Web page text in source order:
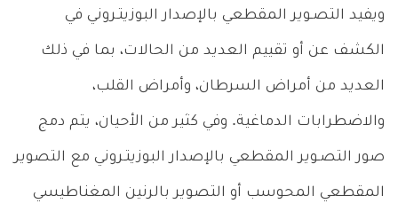
ويفيد التصـوير المقطعي بالإصدار البوزيتـروني في
الكشف عن أو تقييم العديد من الحالات، بما في ذلك
العديد من أمراض السرطان، وأمراض القلب،
والاضطرابات الدماغية. وفي كثير من الأحيان، يتم دمج
صور التصـوير المقطعي بالإصدار البوزيتـروني مع التصوير
المقطعي المحوسب أو التصوير بالرنين المغناطيسي